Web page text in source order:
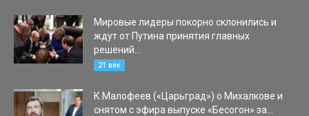
Мировые лидеры покорно склонились и
ждут от Путина принятия главных
решений...
21 век
К.Малофеев («Царьград») о Михалкове и
снятом с эфира выпуске «Бесогон» за...